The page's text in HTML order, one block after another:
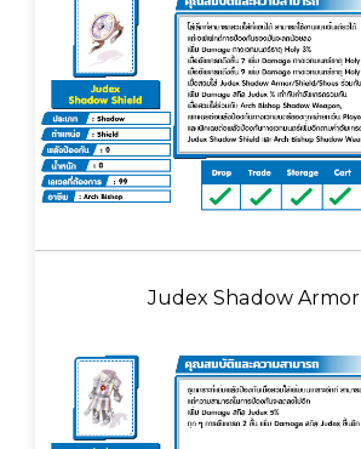
Judex Shadow Armor